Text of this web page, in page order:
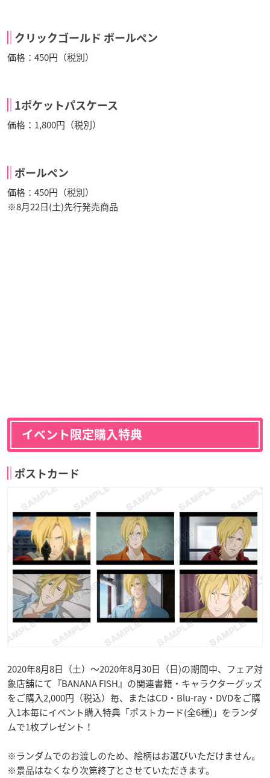
クリックゴールド ボールペン
価格：450円（税別）
1ポケットパスケース
価格：1,800円（税別）
ボールペン
価格：450円（税別）
※8月22日(土)先行発売商品
イベント限定購入特典
ポストカード
2020年8月8日（土）～2020年8月30日（日)の期間中、フェア対
象店舗にて『BANANA FISH』の関連書籍・キャラクターグッズ
をご購入2,000円（税込）毎、またはCD・Blu-ray・DVDをご購
入1本毎にイベント購入特典「ポストカード(全6種)」をランダ
ムで1枚プレゼント！
※ランダムでのお渡しのため、絵柄はお選びいただけません。
※景品はなくなり次第終了とさせていただきます。